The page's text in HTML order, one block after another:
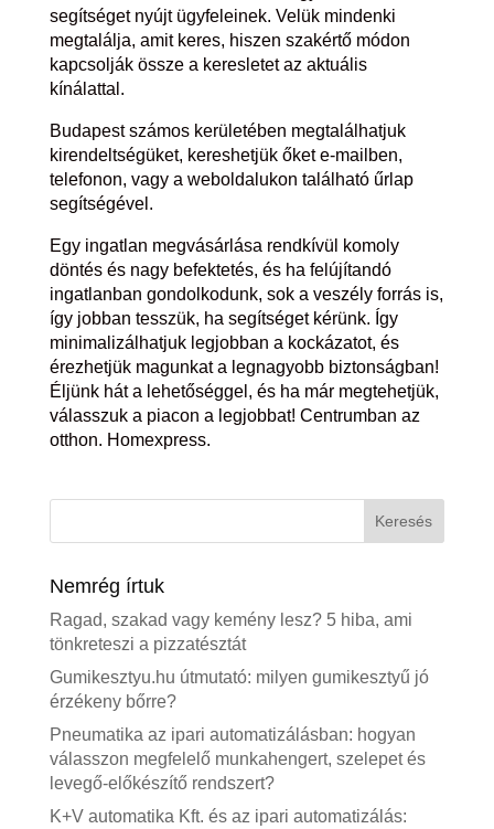
segítséget nyújt ügyfeleinek. Velük mindenki
megtalálja, amit keres, hiszen szakértő módon
kapcsolják össze a keresletet az aktuális
kínálattal.
Budapest számos kerületében megtalálhatjuk
kirendeltségüket, kereshetjük őket e-mailben,
telefonon, vagy a weboldalukon található űrlap
segítségével.
Egy ingatlan megvásárlása rendkívül komoly
döntés és nagy befektetés, és ha felújítandó
ingatlanban gondolkodunk, sok a veszély forrás is,
így jobban tesszük, ha segítséget kérünk. Így
minimalizálhatjuk legjobban a kockázatot, és
érezhetjük magunkat a legnagyobb biztonságban!
Éljünk hát a lehetőséggel, és ha már megtehetjük,
válasszuk a piacon a legjobbat! Centrumban az
otthon. Homexpress.
Nemrég írtuk
Ragad, szakad vagy kemény lesz? 5 hiba, ami
tönkreteszi a pizzatésztát
Gumikesztyu.hu útmutató: milyen gumikesztyű jó
érzékeny bőrre?
Pneumatika az ipari automatizálásban: hogyan
válasszon megfelelő munkahengert, szelepet és
levegő-előkészítő rendszert?
K+V automatika Kft. és az ipari automatizálás: